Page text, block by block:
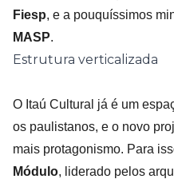
Fiesp, e a pouquíssimos
MASP.
Estrutura verticalizada
O Itaú Cultural já é um
os paulistanos, e o novo
mais protagonismo. Para
Módulo, liderado pelos